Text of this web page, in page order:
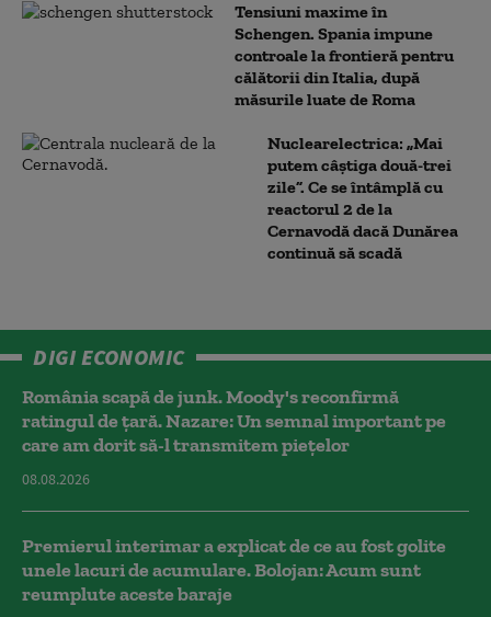
Tensiuni maxime în
Schengen. Spania impune
controale la frontieră pentru
călătorii din Italia, după
măsurile luate de Roma
Nuclearelectrica: „Mai
putem câștiga două-trei
zile”. Ce se întâmplă cu
reactorul 2 de la
Cernavodă dacă Dunărea
continuă să scadă
DIGI ECONOMIC
România scapă de junk. Moody's reconfirmă
ratingul de țară. Nazare: Un semnal important pe
care am dorit să-l transmitem piețelor
08.08.2026
Premierul interimar a explicat de ce au fost golite
unele lacuri de acumulare. Bolojan: Acum sunt
reumplute aceste baraje